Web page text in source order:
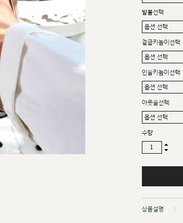
발볼선택
겉굽키높이선택
인솔키높이선택
아웃솔선택
수량
상품설명